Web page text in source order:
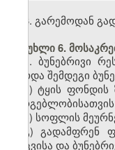
6. გარემოდან
მუხლი 6.
1. ბუნებრივი
გარდა შემდეგი
ა) ტყის
ბ) სოფლის
გ) გადამფრენ
დაცვისა და